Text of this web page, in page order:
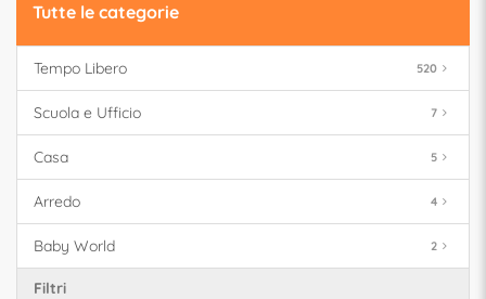
Tutte le categorie
520
Tempo Libero
7
Scuola e Ufficio
5
Casa
4
Arredo
2
Baby World
Filtri